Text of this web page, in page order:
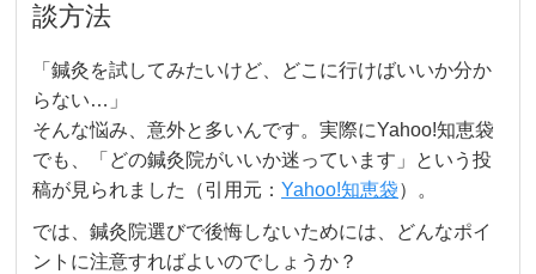
談方法
「鍼灸を試してみたいけど、どこに行けばいいか分か
らない…」
そんな悩み、意外と多いんです。実際にYahoo!知恵袋
でも、「どの鍼灸院がいいか迷っています」という投
稿が見られました（引用元：Yahoo!知恵袋）。
では、鍼灸院選びで後悔しないためには、どんなポイ
ントに注意すればよいのでしょうか？